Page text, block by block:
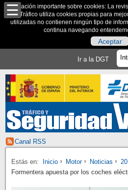
Información importante sobre cookies: La
de Tráfico utiliza cookies propias para
utilizadas no contienen ningún tipo de
continua navegando
Aceptar
Ir a la DGT
Canal RSS
Estás en: Inicio Motor Noticias
Formentera apuesta por los coches